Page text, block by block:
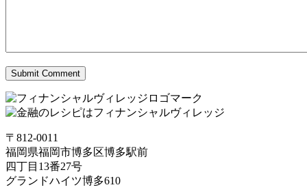
〒812-0011
福岡県福岡市博多区博多駅前
四丁目13番27号
グランドハイツ博多610